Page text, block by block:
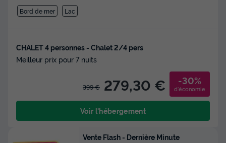
Bord de mer Lac
CHALET 4 personnes - Chalet 2/4 pers
Meilleur prix pour 7 nuits
399 € 279,30 € -30%
d'économie
Voir l'hébergement
Vente Flash - Dernière Minute